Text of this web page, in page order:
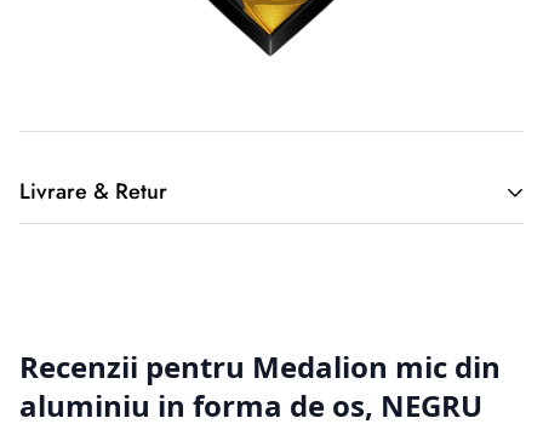
Livrare & Retur
avut posibilitatea de a cerceta fizic produsul, înainte de a-l
achiziționa, de aici putând apărea situații nedorite. Din